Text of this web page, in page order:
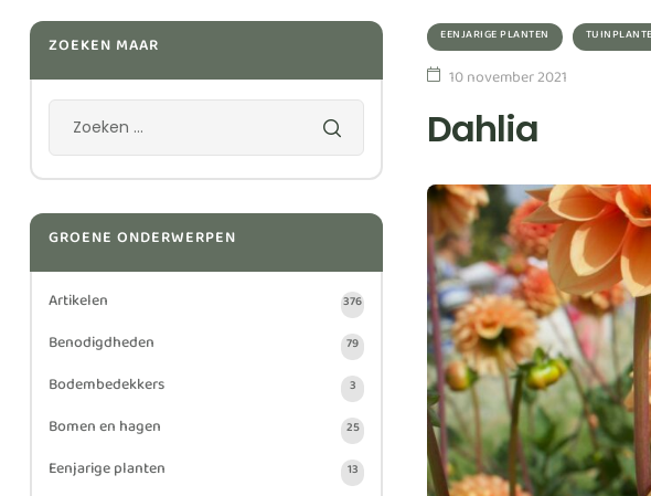
EENJARIGE PLANTEN
10 november 2021
Dahlia
ZOEKEN MAAR
GROENE ONDERWERPEN
Artikelen
376
Benodigdheden 79
Bodembedekkers 3
Bomen en hagen 25
Eenjarige planten 13